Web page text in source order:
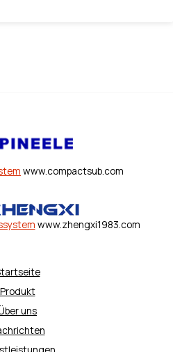
www.compactsub.com
www.zhengxi1983.com
Produkt
uns